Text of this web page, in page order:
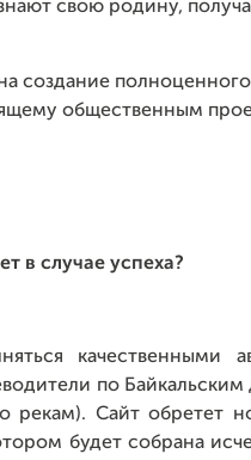
свою родину,
создание
общественным
в случае успеха?
качественными
по
рекам). Сайт обретет
будет собрана